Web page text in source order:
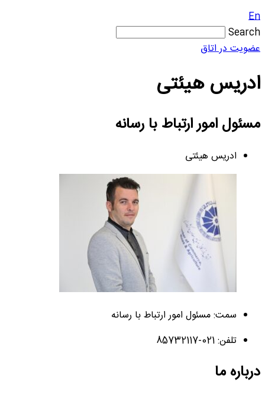
En
Search
عضویت در اتاق
ادریس هیئتی
مسئول امور ارتباط با رسانه
ادریس هیئتی
سمت: مسئول امور ارتباط با رسانه
تلفن: 021-85732117
درباره ما